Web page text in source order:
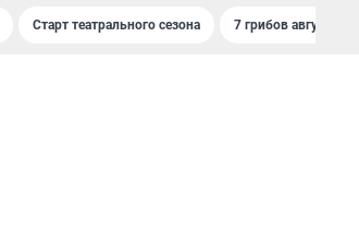
Старт театрального сезона 7 грибов августа